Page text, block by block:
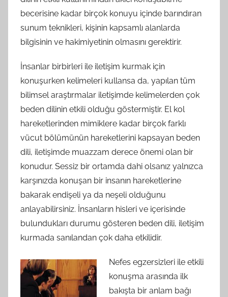
becerisine kadar birçok konuyu içinde barındıran
sunum teknikleri, kişinin kapsamlı alanlarda
bilgisinin ve hakimiyetinin olmasını gerektirir.
İnsanlar birbirleri ile iletişim kurmak için
konuşurken kelimeleri kullansa da, yapılan tüm
bilimsel araştırmalar iletişimde kelimelerden çok
beden dilinin etkili olduğu göstermiştir. El kol
hareketlerinden mimiklere kadar birçok farklı
vücut bölümünün hareketlerini kapsayan beden
dili, iletişimde muazzam derece önemi olan bir
konudur. Sessiz bir ortamda dahi olsanız yalnızca
karşınızda konuşan bir insanın hareketlerine
bakarak endişeli ya da neşeli olduğunu
anlayabilirsiniz. İnsanların hisleri ve içerisinde
bulundukları durumu gösteren beden dili, iletişim
kurmada sanılandan çok daha etkilidir.
Nefes egzersizleri ile etkili
konuşma arasında ilk
bakışta bir anlam bağı